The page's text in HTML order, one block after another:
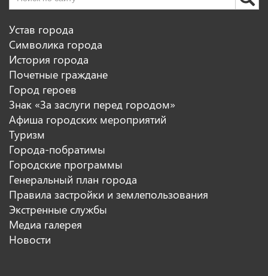
Устав города
Символика города
История города
Почетные граждане
Город героев
Знак «За заслуги перед городом»
Афиша городских мероприятий
Туризм
Города-побратимы
Городские программы
Генеральный план города
Правила застройки и землепользования
Экстренные службы
Медиа галерея
Новости